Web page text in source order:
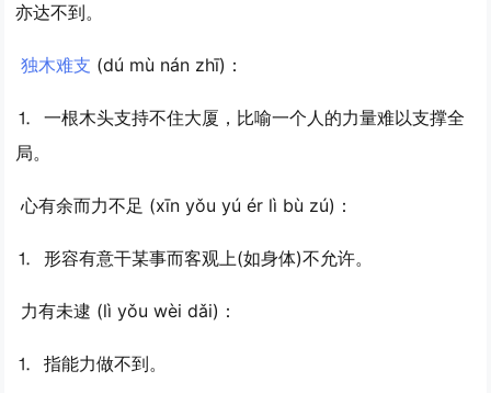
亦达不到。
独木难支 (dú mù nán zhī)：
⒈ 一根木头支持不住大厦，比喻一个人的力量难以支撑全
局。
心有余而力不足 (xīn yǒu yú ér lì bù zú)：
⒈ 形容有意干某事而客观上(如身体)不允许。
力有未逮 (lì yǒu wèi dǎi)：
⒈ 指能力做不到。